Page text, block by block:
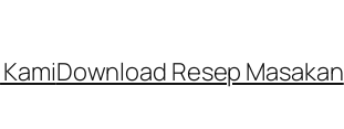
Download Resep Masakan